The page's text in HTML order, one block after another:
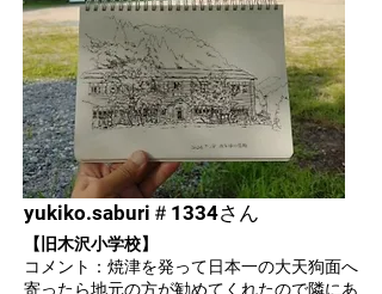
yukiko.saburi＃1334さん
【旧木沢小学校】
コメント：焼津を発って日本一の大天狗面へ
寄ったら地元の方が勧めてくれたので隣にあ